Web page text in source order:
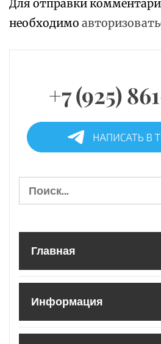
Для отправки
необходимо
+7 (925)
Найти:
Главная
Информация